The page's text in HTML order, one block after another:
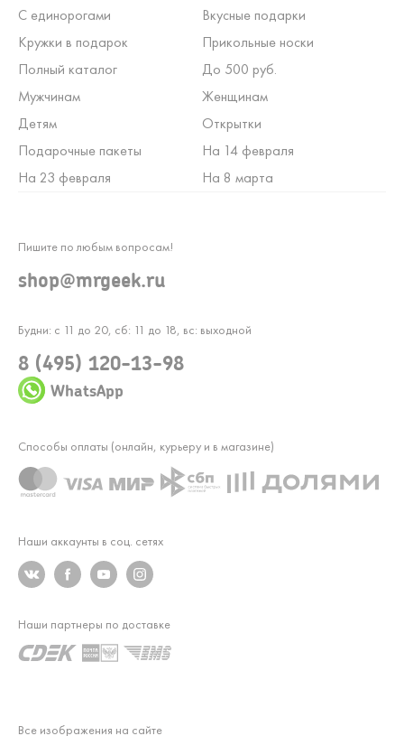
С единорогами
Вкусные подарки
Кружки в подарок
Прикольные носки
Полный каталог
До 500 руб.
Мужчинам
Женщинам
Детям
Открытки
Подарочные пакеты
На 14 февраля
На 23 февраля
На 8 марта
Будни: с 11 до 20, сб: 11 до 18, вс: выходной
8 (495) 120-13-98
WhatsApp
Пишите по любым вопросам!
shop@mrgeek.ru
Наши аккаунты в соц. сетях
Все изображения на сайте
Способы оплаты (онлайн, курьеру и в магазине)
Наши партнеры по доставке